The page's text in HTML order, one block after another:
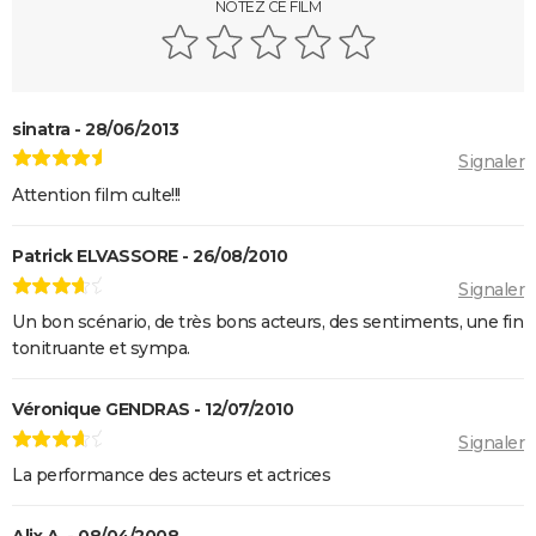
Venom : synopsis, casting, streaming, avis... Tout sur
Ant-Man 3 : critiques, scène post-générique, bande-
annonce, casting...
Top Gun Maverick : Tom Cruise a-t-il vraiment piloté
des avions pour les besoins du film ?
Hunger Games, Lever de soleil sur la Moisson : Effie,
Haymitch... des personnages bien connus dans la
Doctor Strange 2 : que signifient les scènes post-
génériques ? On vous explique
Gladiator 2 : pourquoi cette suite risque-t-elle de
NOTEZ CE FILM
sinatra - 28/06/2013
Signaler
Attention film culte!!!
Patrick ELVASSORE - 26/08/2010
Signaler
Un bon scénario, de très bons acteurs, des sentiments, une fin
tonitruante et sympa.
Véronique GENDRAS - 12/07/2010
Signaler
La performance des acteurs et actrices